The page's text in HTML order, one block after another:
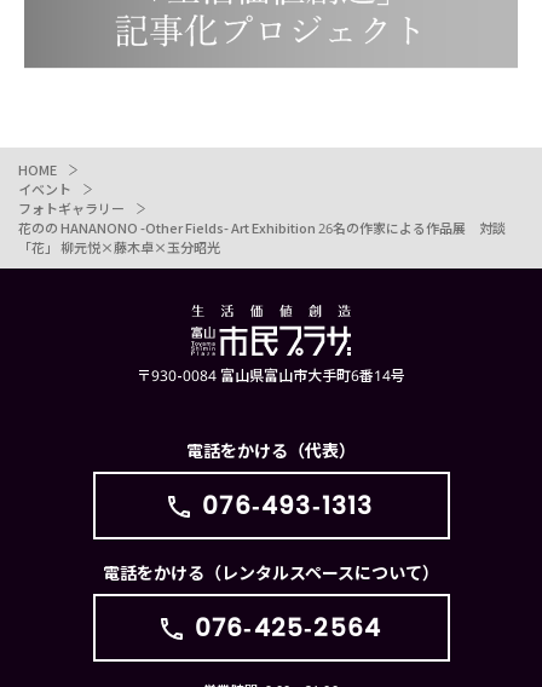
HOME
イベント
フォトギャラリー
花のの HANANONO -Other Fields- Art Exhibition 26名の作家による作品展 対談
「花」 柳元悦×藤木卓×玉分昭光
〒930-0084 富山県富山市大手町6番14号
電話をかける（代表）
076-493-1313
電話をかける（レンタルスペースについて）
076-425-2564